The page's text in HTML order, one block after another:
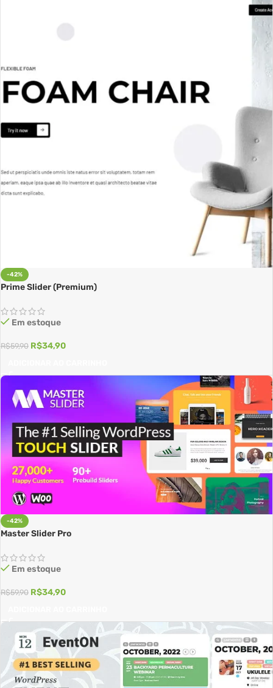
-42%
Prime Slider (Premium)
Em estoque
R$59,90 R$34,90
-42%
Master Slider Pro
Em estoque
R$59,90 R$34,90